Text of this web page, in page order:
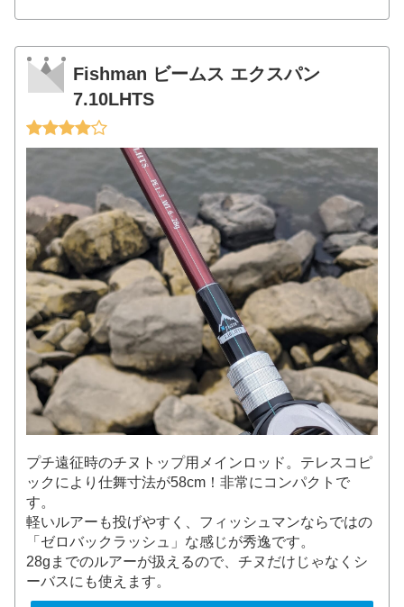
Fishman ビームス エクスパン
7.10LHTS
プチ遠征時のチヌトップ用メインロッド。テレスコピ
ックにより仕舞寸法が58cm！非常にコンパクトで
す。
軽いルアーも投げやすく、フィッシュマンならではの
「ゼロバックラッシュ」な感じが秀逸です。
28gまでのルアーが扱えるので、チヌだけじゃなくシ
ーバスにも使えます。